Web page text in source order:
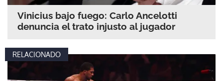
Vinicius bajo fuego: Carlo Ancelotti
denuncia el trato injusto al jugador
RELACIONADO